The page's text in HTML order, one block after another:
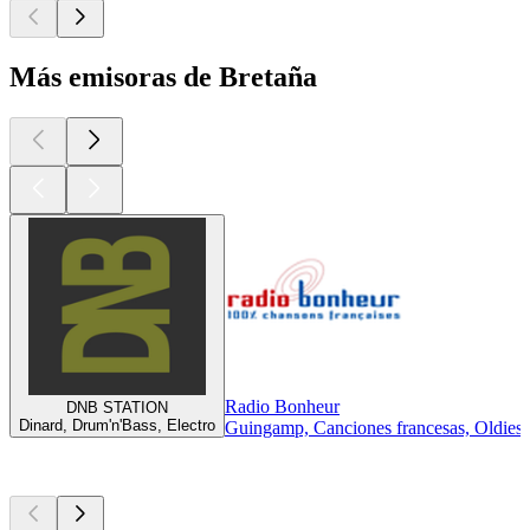
Más emisoras de Bretaña
DNB STATION
Dinard, Drum'n'Bass, Electro
Radio Bonheur
Guingamp, Canciones francesas, Oldies